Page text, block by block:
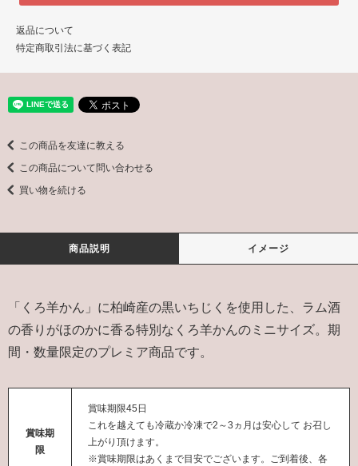
返品について
特定商取引法に基づく表記
この商品を友達に教える
この商品について問い合わせる
買い物を続ける
商品説明 イメージ
「くろ羊かん」に柏崎産の黒いちじくを使用した、ラム酒
の香りがほのかに香る特別なくろ羊かんのミニサイズ。期
間・数量限定のプレミア商品です。
賞味期
限
賞味期限45日
これを越えても冷蔵か冷凍で2～3ヵ月は安心して お召し
上がり頂けます。
※賞味期限はあくまで目安でございます。ご到着後、各